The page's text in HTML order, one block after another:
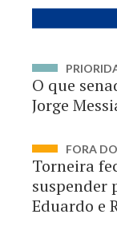
O que
Jorge
FORA
Torneira
suspender
Eduardo e